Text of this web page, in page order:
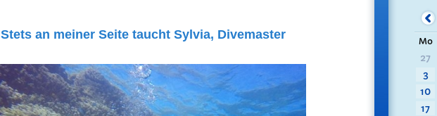
Stets an meiner Seite taucht Sylvia, Divemaster Mo
27
3
10
17